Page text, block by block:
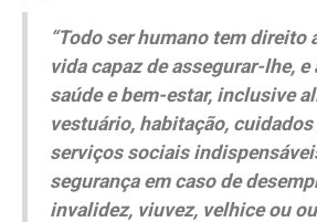
“Todo ser humano tem direito
vida capaz de assegurar-lhe, e
saúde e bem-estar, inclusive
vestuário, habitação,
serviços sociais
segurança em caso de
invalidez, viuvez, velhice ou